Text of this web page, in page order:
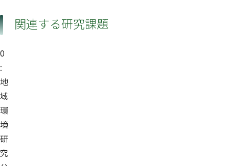
関連する研究課題
0
:
地
域
環
境
研
究